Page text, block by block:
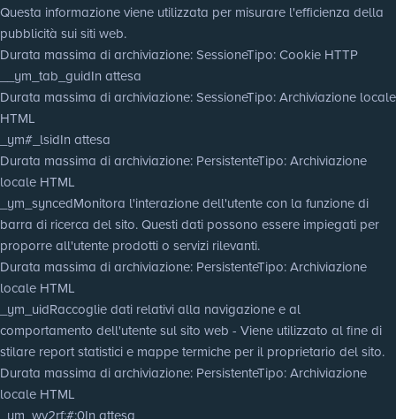
Questa informazione viene utilizzata per misurare l'efficienza della
pubblicità sui siti web.
Durata massima di archiviazione: SessioneTipo: Cookie HTTP
__ym_tab_guidIn attesa
Durata massima di archiviazione: SessioneTipo: Archiviazione locale
HTML
_ym#_lsidIn attesa
Durata massima di archiviazione: PersistenteTipo: Archiviazione
locale HTML
_ym_syncedMonitora l'interazione dell'utente con la funzione di
barra di ricerca del sito. Questi dati possono essere impiegati per
proporre all'utente prodotti o servizi rilevanti.
Durata massima di archiviazione: PersistenteTipo: Archiviazione
locale HTML
_ym_uidRaccoglie dati relativi alla navigazione e al
comportamento dell'utente sul sito web - Viene utilizzato al fine di
stilare report statistici e mappe termiche per il proprietario del sito.
Durata massima di archiviazione: PersistenteTipo: Archiviazione
locale HTML